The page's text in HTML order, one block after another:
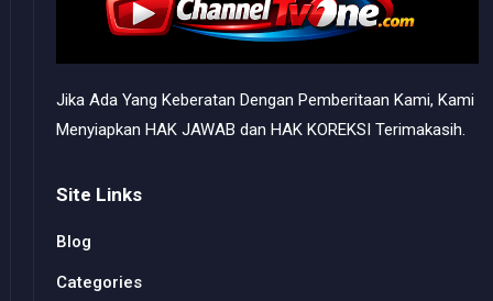
Jika Ada Yang Keberatan Dengan Pemberitaan Kami, Kami
Menyiapkan HAK JAWAB dan HAK KOREKSI Terimakasih.
Site Links
Blog
Categories